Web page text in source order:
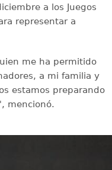
a los Juegos
representar a
me ha permitido
a mi familia y
estamos preparando
mencionó.